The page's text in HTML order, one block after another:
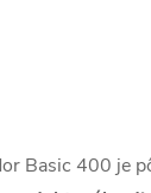
Basic 400 je